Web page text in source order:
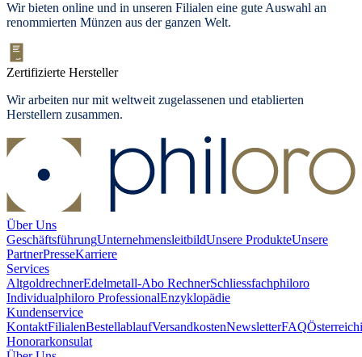
Wir bieten online und in unseren Filialen eine gute Auswahl an
renommierten Münzen aus der ganzen Welt.
Zertifizierte Hersteller
Wir arbeiten nur mit weltweit zugelassenen und etablierten
Herstellern zusammen.
Über Uns
GeschäftsführungUnternehmensleitbildUnsere ProdukteUnsere
PartnerPresseKarriere
Services
AltgoldrechnerEdelmetall-Abo RechnerSchliessfachphiloro
Individualphiloro ProfessionalEnzyklopädie
Kundenservice
KontaktFilialenBestellablaufVersandkostenNewsletterFAQ
Honorarkonsulat